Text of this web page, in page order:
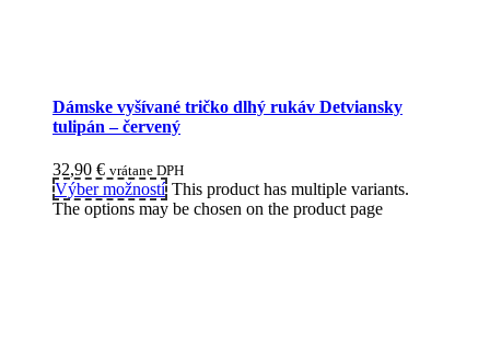
Dámske vyšívané tričko dlhý rukáv Detviansky
tulipán – červený
32,90 € vrátane DPH
Výber možností This product has multiple variants.
The options may be chosen on the product page